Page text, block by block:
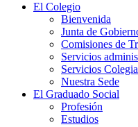
El Colegio
Bienvenida
Junta de
Comisiones de
Servicios
Servicios
Nuestra Sede
El Graduado Social
Profesión
Estudios